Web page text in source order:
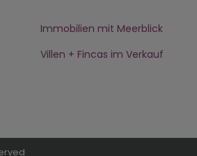
Immobilien mit Meerblick
Villen + Fincas im Verkauf